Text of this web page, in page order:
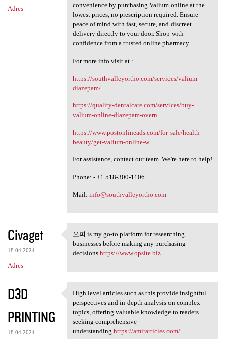
Adres
convenience by purchasing Valium online at the
lowest prices, no prescription required. Ensure
peace of mind with fast, secure, and discreet
delivery directly to your door. Shop with
confidence from a trusted online pharmacy.
For more info visit at :
https://southvalleyortho.com/services/valium-
diazepam/
https://quality-dentalcare.com/services/buy-
valium-online-diazepam-overn...
https://www.postonlineads.com/for-sale/health-
beauty/get-valium-online-w...
For assistance, contact our team. We're here to help!
Phone: - +1 518-300-1106
Mail: info@southvalleyortho.com
Civaget
18.04.2024
Adres
오피 is my go-to platform for
오피 is my go-to platform for researching
businesses before making any purchasing
decisions.https://www.opsite.biz
D3D
PRINTING
18.04.2024
High level articles such as
High level articles such as this provide insightful
perspectives and in-depth analysis on complex
topics, offering valuable knowledge to readers
seeking comprehensive
understanding. https://amirarticles.com/